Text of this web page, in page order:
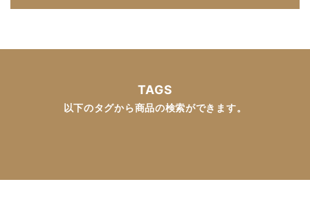
TAGS
以下のタグから商品の検索ができます。